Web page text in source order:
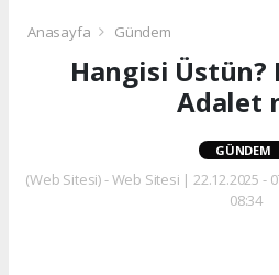
Anasayfa Gündem
Hangisi Üstün?
Adalet
GÜNDEM
(Web Sitesi) - Web Sitesi | 22.12.2025 -
08:34